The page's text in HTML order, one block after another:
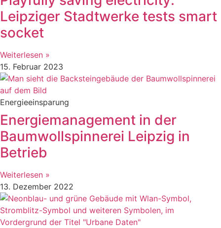
Leipziger Stadtwerke tests smart
socket
Weiterlesen »
15. Februar 2023
Energieeinsparung
Energiemanagement in der
Baumwollspinnerei Leipzig in
Betrieb
Weiterlesen »
13. Dezember 2022